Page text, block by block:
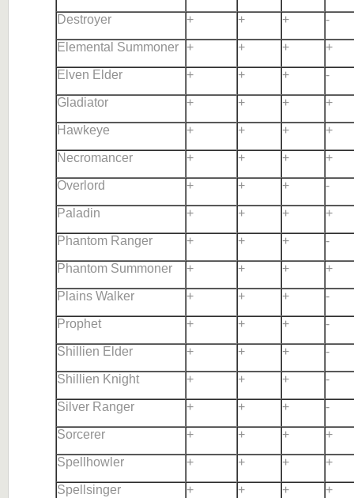
Destroyer + + + -
Elemental Summoner + + + +
Elven Elder + + + -
Gladiator + + + +
Hawkeye + + + +
Necromancer + + + +
Overlord + + + -
Paladin + + + +
Phantom Ranger + + + -
Phantom Summoner + + + +
Plains Walker + + + -
Prophet + + + -
Shillien Elder + + + -
Shillien Knight + + + -
Silver Ranger + + + -
Sorcerer + + + +
Spellhowler + + + +
Spellsinger + + + +